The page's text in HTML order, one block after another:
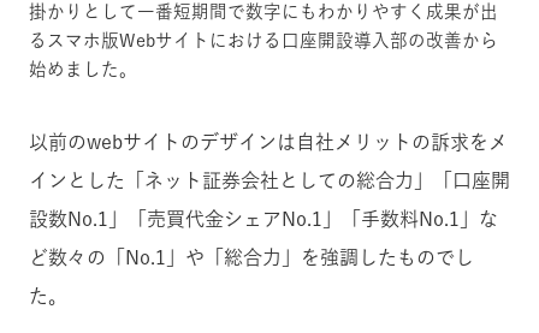
掛かりとして一番短期間で数字にもわかりやすく成果が出
るスマホ版Webサイトにおける口座開設導入部の改善から
始めました。
以前のwebサイトのデザインは自社メリットの訴求をメ
インとした「ネット証券会社としての総合力」「口座開
設数No.1」「売買代金シェアNo.1」「手数料No.1」な
ど数々の「No.1」や「総合力」を強調したものでし
た。